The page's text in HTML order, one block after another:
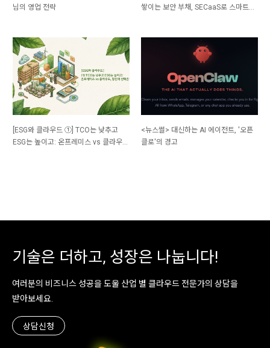
님의 영업 전략
쌓이는 보안 부채, SECaaS로 스마트하
[ESG와 클라우드 ①] TCO는 낮추고
ESG는 높이고: 온프레미스 vs 클라우
<뉴스썰> 대신하는 AI 에이전트, '오픈
클로'의 경고
기술은 더하고, 성장은 나눕니다!
여러분의 비즈니스 성공을 도울 산업 별 클라우드 전문가의 상담을
받아보세요.
상담신청